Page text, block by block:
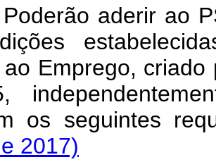
aderir ao
Emprego,
os seguintes
2017)